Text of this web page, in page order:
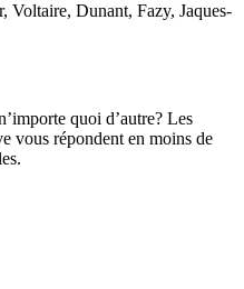
Voltaire, Dunant, Fazy, Jaques-
quoi d’autre? Les
vous répondent en moins de